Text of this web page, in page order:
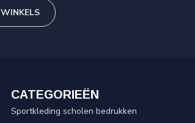
CATEGORIEËN
Sportkleding scholen bedrukken